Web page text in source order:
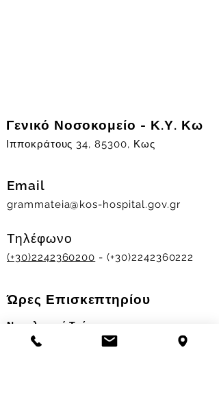
Γενικό Νοσοκομείο - Κ.Υ. Κω
Ιπποκράτους 34, 85300, Κως
Email
grammateia@kos-hospital.gov.gr
Τηλέφωνο
(+30)2242360200 - (+30)2242360222
Ώρες Επισκεπτηρίου
Νοσηλευτικά Τμήματα
Χειμερινό ωράριο: 11.00-13.00
17.30-19.30